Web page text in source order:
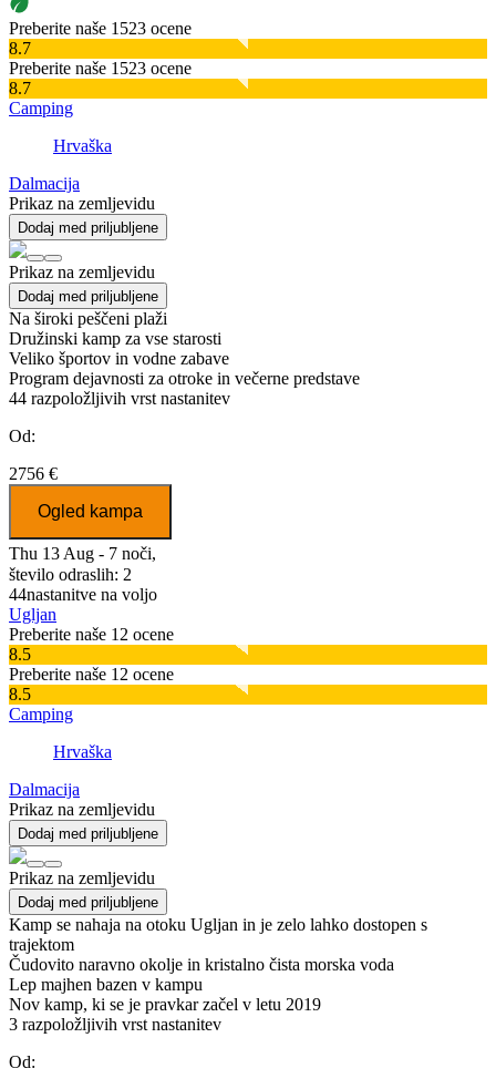
Preberite naše 1523 ocene
8.7
Preberite naše 1523 ocene
8.7
Camping
Hrvaška
Dalmacija
Prikaz na zemljevidu
Dodaj med priljubljene
Prikaz na zemljevidu
Dodaj med priljubljene
Na široki peščeni plaži
Družinski kamp za vse starosti
Veliko športov in vodne zabave
Program dejavnosti za otroke in večerne predstave
44 razpoložljivih vrst nastanitev
Od:
2756 €
Ogled kampa
Thu 13 Aug - 7 noči,
število odraslih: 2
44nastanitve na voljo
Ugljan
Preberite naše 12 ocene
8.5
Preberite naše 12 ocene
8.5
Camping
Hrvaška
Dalmacija
Prikaz na zemljevidu
Dodaj med priljubljene
Prikaz na zemljevidu
Dodaj med priljubljene
Kamp se nahaja na otoku Ugljan in je zelo lahko dostopen s
trajektom
Čudovito naravno okolje in kristalno čista morska voda
Lep majhen bazen v kampu
Nov kamp, ki se je pravkar začel v letu 2019
3 razpoložljivih vrst nastanitev
Od: